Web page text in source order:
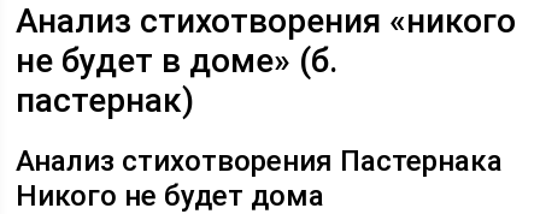
Анализ стихотворения «никого
не будет в доме» (б.
пастернак)
Анализ стихотворения Пастернака
Никого не будет дома